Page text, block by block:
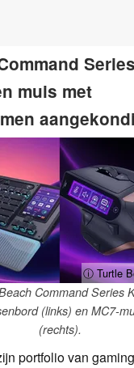
Series
muis met
ⓘ Turtle
Command Series
(links) en MC7-
(rechts).
portfolio van